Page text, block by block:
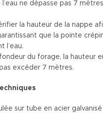
l’eau ne dépasse pas 7
la hauteur de la nappe
que la pointe
l’eau.
du forage, la hauteur
excéder 7 mètres.
sur tube en acier